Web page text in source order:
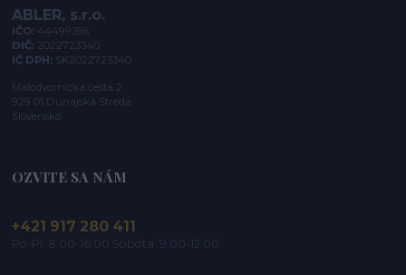
ABLER, s.r.o.
IČO: 44499396
DIČ: 2022723340
IČ DPH: SK2022723340
Malodvornícka cesta 2
929 01 Dunajská Streda
Slovensko
OZVITE SA NÁM
+421 917 280 411
Po-Pi: 8:00-16:00 Sobota: 9:00-12:00